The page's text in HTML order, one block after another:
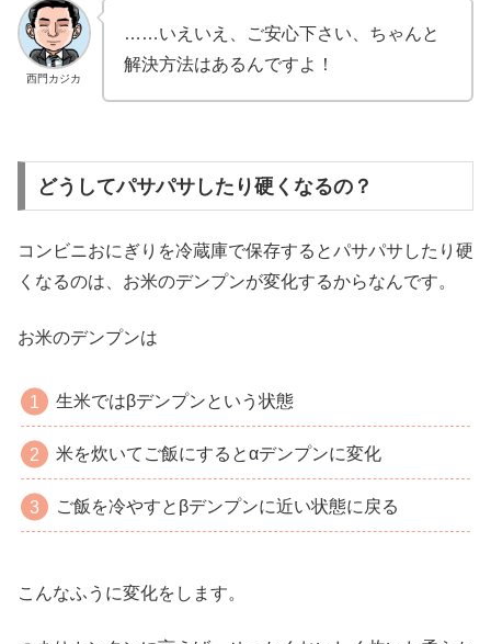
西門カジカ
……いえいえ、ご安心下さい、ちゃんと
解決方法はあるんですよ！
どうしてパサパサしたり硬くなるの？
コンビニおにぎりを冷蔵庫で保存するとパサパサしたり硬
くなるのは、お米のデンプンが変化するからなんです。
お米のデンプンは
生米ではβデンプンという状態
米を炊いてご飯にするとαデンプンに変化
ご飯を冷やすとβデンプンに近い状態に戻る
こんなふうに変化をします。